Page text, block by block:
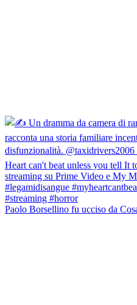
Paolo Borsellino fu ucciso da